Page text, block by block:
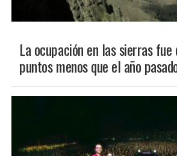
La ocupación en las sierras
puntos menos que el año